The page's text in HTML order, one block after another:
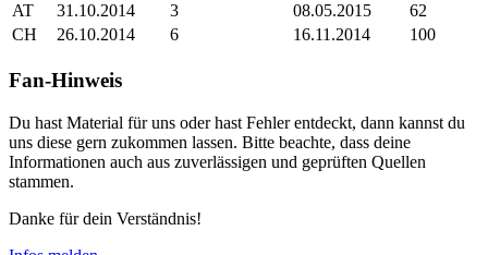
AT
31.10.2014 3 08.05.2015
62
CH
26.10.2014 6 16.11.2014 100
Fan-Hinweis
Du hast Material für uns oder hast Fehler entdeckt, dann kannst du
uns diese gern zukommen lassen. Bitte beachte, dass deine
Informationen auch aus zuverlässigen und geprüften Quellen
stammen.
Danke für dein Verständnis!